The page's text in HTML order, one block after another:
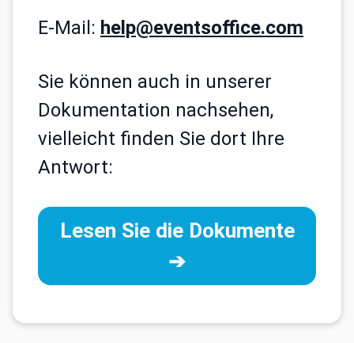
E-Mail: help@eventsoffice.com
Sie können auch in unserer
Dokumentation nachsehen,
vielleicht finden Sie dort Ihre
Antwort:
Lesen Sie die Dokumente
➔